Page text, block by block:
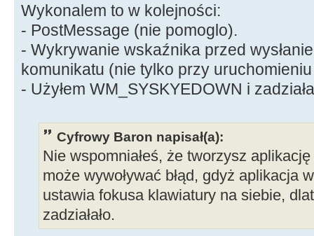
Wykonalem to w kolejności:
- PostMessage (nie pomoglo).
- Wykrywanie wskaźnika przed
komunikatu (nie tylko przy
- Użyłem WM_SYSKYEDOWN i
Cyfrowy Baron napisał(a):
Nie wspomniałeś, że tworzysz
może wywoływać błąd, gdyż aplikacja
ustawia fokusa klawiatury na siebie,
zadziałało.